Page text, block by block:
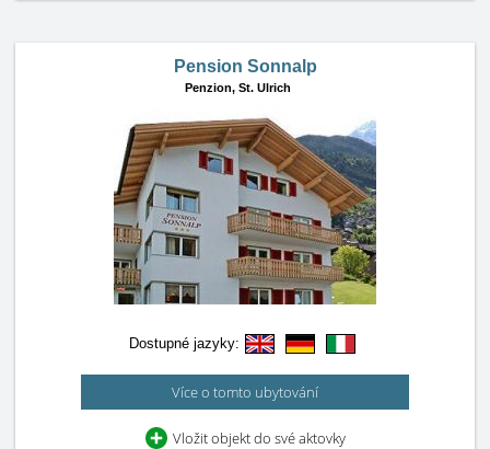
Pension Sonnalp
Penzion, St. Ulrich
Dostupné jazyky:
Více o tomto ubytování
Vložit objekt do své aktovky